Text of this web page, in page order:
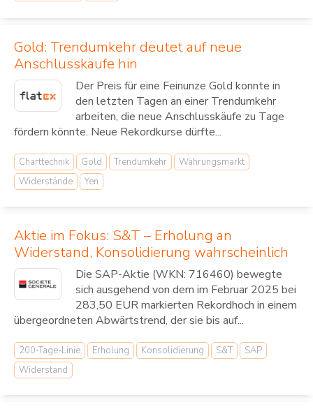
Gold: Trendumkehr deutet auf neue
Anschlusskäufe hin
Der Preis für eine Feinunze Gold konnte in
den letzten Tagen an einer Trendumkehr
arbeiten, die neue Anschlusskäufe zu Tage
fördern könnte. Neue Rekordkurse dürfte...
Charttechnik Gold Trendumkehr
Währungsmarkt
Widerstände
Yen
Aktie im Fokus: S&T – Erholung an
Widerstand, Konsolidierung wahrscheinlich
Die SAP-Aktie (WKN: 716460) bewegte
sich ausgehend von dem im Februar 2025 bei
283,50 EUR markierten Rekordhoch in einem
übergeordneten Abwärtstrend, der sie bis auf...
200-Tage-Linie Erholung Konsolidierung S&T
SAP
Widerstand